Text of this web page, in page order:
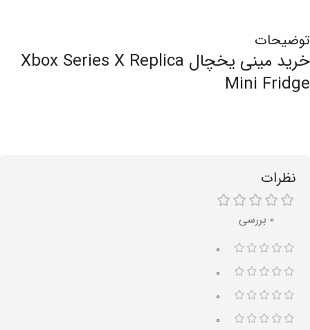
توضیحات
خرید مینی یخچال Xbox Series X Replica
Mini Fridge
نظرات
۰ بررسی
۰
۰
۰
۰